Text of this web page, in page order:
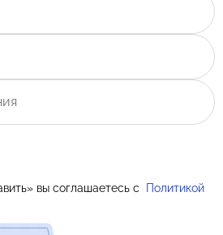
вы соглашаетесь с
Политикой